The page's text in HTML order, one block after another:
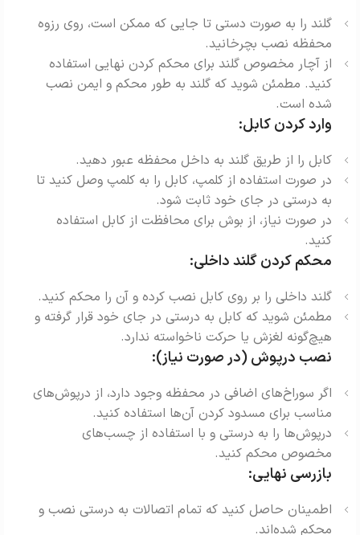
گلند را به صورت دستی تا جایی که ممکن است، روی رزوه
محفظه نصب بچرخانید.
از آچار مخصوص گلند برای محکم کردن نهایی استفاده
کنید. مطمئن شوید که گلند به طور محکم و ایمن نصب
شده است.
وارد کردن کابل:
کابل را از طریق گلند به داخل محفظه عبور دهید.
در صورت استفاده از کلمپ، کابل را به کلمپ وصل کنید تا
به درستی در جای خود ثابت شود.
در صورت نیاز، از بوش برای محافظت از کابل استفاده
کنید.
محکم کردن گلند داخلی:
گلند داخلی را بر روی کابل نصب کرده و آن را محکم کنید.
مطمئن شوید که کابل به درستی در جای خود قرار گرفته و
هیچ‌گونه لغزش یا حرکت ناخواسته ندارد.
نصب درپوش (در صورت نیاز):
اگر سوراخ‌های اضافی در محفظه وجود دارد، از درپوش‌های
مناسب برای مسدود کردن آن‌ها استفاده کنید.
درپوش‌ها را به درستی و با استفاده از چسب‌های
مخصوص محکم کنید.
بازرسی نهایی:
اطمینان حاصل کنید که تمام اتصالات به درستی نصب و
محکم شده‌اند.